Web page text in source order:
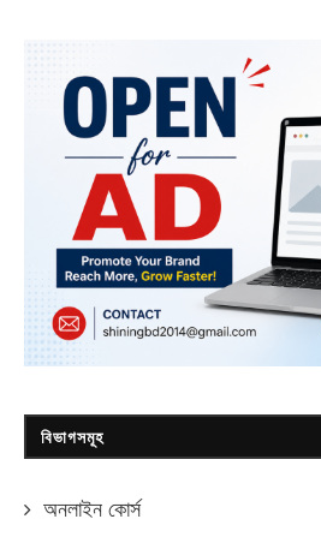
বিভাগসমূহ
অনলাইন কোর্স